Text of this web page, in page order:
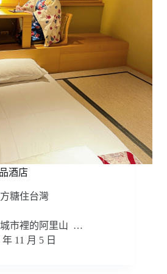
酒店
糖住台灣
城市裡的阿里山 …
年 11 月 5 日